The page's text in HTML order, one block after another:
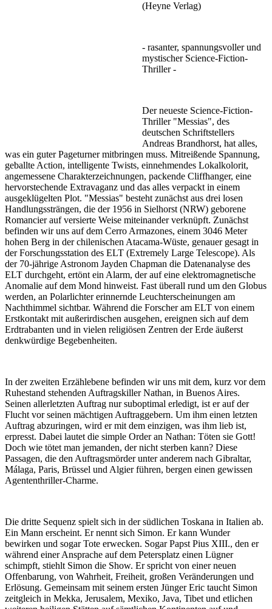
(Heyne Verlag)
- rasanter, spannungsvoller und
mystischer Science-Fiction-
Thriller -
Der neueste Science-Fiction-
Thriller "Messias", des
deutschen Schriftstellers
Andreas Brandhorst, hat alles,
was ein guter Pageturner mitbringen muss. Mitreißende Spannung,
geballte Action, intelligente Twists, einnehmendes Lokalkolorit,
angemessene Charakterzeichnungen, packende Cliffhanger, eine
hervorstechende Extravaganz und das alles verpackt in einem
ausgeklügelten Plot. "Messias" besteht zunächst aus drei losen
Handlungssträngen, die der 1956 in Sielhorst (NRW) geborene
Romancier auf versierte Weise miteinander verknüpft. Zunächst
befinden wir uns auf dem Cerro Armazones, einem 3046 Meter
hohen Berg in der chilenischen Atacama-Wüste, genauer gesagt in
der Forschungsstation des ELT (Extremely Large Telescope). Als
der 70-jährige Astronom Jayden Chapman die Datenanalyse des
ELT durchgeht, ertönt ein Alarm, der auf eine elektromagnetische
Anomalie auf dem Mond hinweist. Fast überall rund um den Globus
werden, an Polarlichter erinnernde Leuchterscheinungen am
Nachthimmel sichtbar. Während die Forscher am ELT von einem
Erstkontakt mit außerirdischen ausgehen, ereignen sich auf dem
Erdtrabanten und in vielen religiösen Zentren der Erde äußerst
denkwürdige Begebenheiten.
In der zweiten Erzählebene befinden wir uns mit dem, kurz vor dem
Ruhestand stehenden Auftragskiller Nathan, in Buenos Aires.
Seinen allerletzten Auftrag nur suboptimal erledigt, ist er auf der
Flucht vor seinen mächtigen Auftraggebern. Um ihm einen letzten
Auftrag abzuringen, wird er mit dem einzigen, was ihm lieb ist,
erpresst. Dabei lautet die simple Order an Nathan: Töten sie Gott!
Doch wie tötet man jemanden, der nicht sterben kann? Diese
Passagen, die den Auftragsmörder unter anderem nach Gibraltar,
Málaga, Paris, Brüssel und Algier führen, bergen einen gewissen
Agententhriller-Charme.
Die dritte Sequenz spielt sich in der südlichen Toskana in Italien ab.
Ein Mann erscheint. Er nennt sich Simon. Er kann Wunder
bewirken und sogar Tote erwecken. Sogar Papst Pius XIII., den er
während einer Ansprache auf dem Petersplatz einen Lügner
schimpft, stiehlt Simon die Show. Er spricht von einer neuen
Offenbarung, von Wahrheit, Freiheit, großen Veränderungen und
Erlösung. Gemeinsam mit seinem ersten Jünger Eric taucht Simon
zeitgleich in Mekka, Jerusalem, Mexiko, Java, Tibet und etlichen